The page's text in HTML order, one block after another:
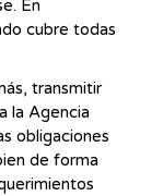
En
cubre todas
transmitir
la Agencia
obligaciones
de forma